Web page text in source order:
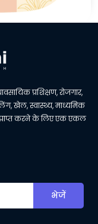
प्रशिक्षण, रोजगार,
खेल, स्वास्थ्य, माध्यमिक
प्राप्त करने के लिए एक एकल
भेजें